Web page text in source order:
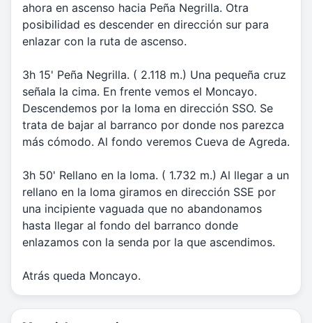
ahora en ascenso hacia Peña Negrilla. Otra
posibilidad es descender en dirección sur para
enlazar con la ruta de ascenso.
3h 15' Peña Negrilla. ( 2.118 m.) Una pequeña cruz
señala la cima. En frente vemos el Moncayo.
Descendemos por la loma en dirección SSO. Se
trata de bajar al barranco por donde nos parezca
más cómodo. Al fondo veremos Cueva de Agreda.
3h 50' Rellano en la loma. ( 1.732 m.) Al llegar a un
rellano en la loma giramos en dirección SSE por
una incipiente vaguada que no abandonamos
hasta llegar al fondo del barranco donde
enlazamos con la senda por la que ascendimos.
Atrás queda Moncayo.